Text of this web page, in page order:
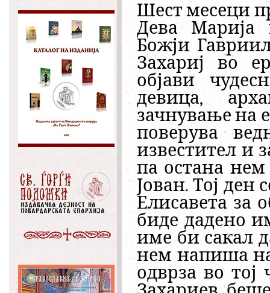
Шест месеци
Дева Марија
Божји
Захариј во
објави
девица,
зачнување на
поверува
известител и
па остана
Јован. Тој ден
Елисавета за
биде дадено
име би сакал
нем напиша на
одврза во